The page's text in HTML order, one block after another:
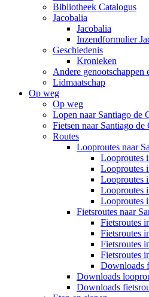
Bibliotheek Catalogus
Jacobalia
Jacobalia
Inzendformulier
Geschiedenis
Kronieken
Andere genootschappen
Lidmaatschap
Op weg
Op weg
Lopen naar Santiago de
Fietsen naar Santiago de
Routes
Looproutes naar
Looproutes
Looproutes
Looproutes
Looproutes
Looproutes
Fietsroutes naar
Fietsroutes
Fietsroutes
Fietsroutes
Fietsroutes
Downloads
Downloads
Downloads